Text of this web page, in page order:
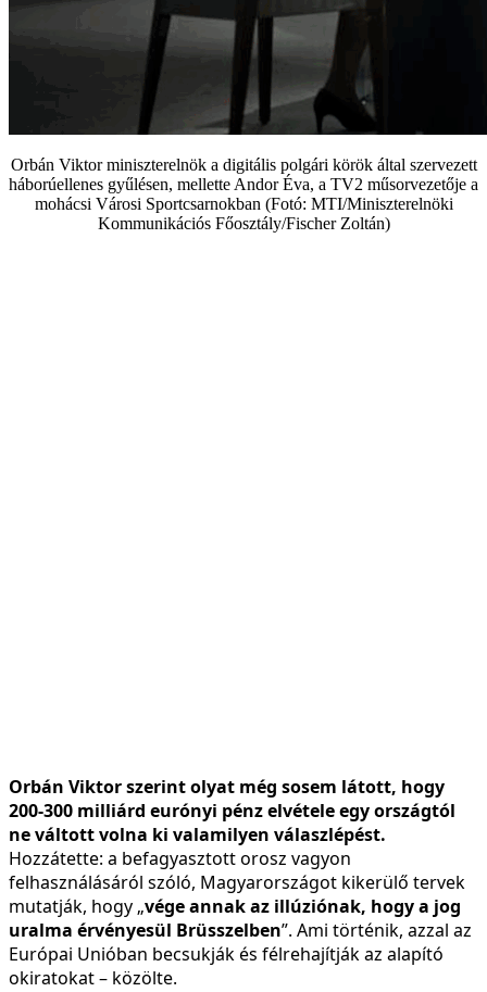
Orbán Viktor miniszterelnök a digitális polgári körök által szervezett
háborúellenes gyűlésen, mellette Andor Éva, a TV2 műsorvezetője a
mohácsi Városi Sportcsarnokban (Fotó: MTI/Miniszterelnöki
Kommunikációs Főosztály/Fischer Zoltán)
Orbán Viktor szerint olyat még sosem látott, hogy
200-300 milliárd eurónyi pénz elvétele egy országtól
ne váltott volna ki valamilyen válaszlépést.
Hozzátette: a befagyasztott orosz vagyon
felhasználásáról szóló, Magyarországot kikerülő tervek
mutatják, hogy „vége annak az illúziónak, hogy a jog
uralma érvényesül Brüsszelben”. Ami történik, azzal az
Európai Unióban becsukják és félrehajítják az alapító
okiratokat – közölte.